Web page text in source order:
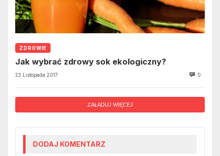
ZDROWIE
Jak wybrać zdrowy sok ekologiczny?
23 Listopada 2017 0
ZAŁADUJ WIĘCEJ
DODAJ KOMENTARZ